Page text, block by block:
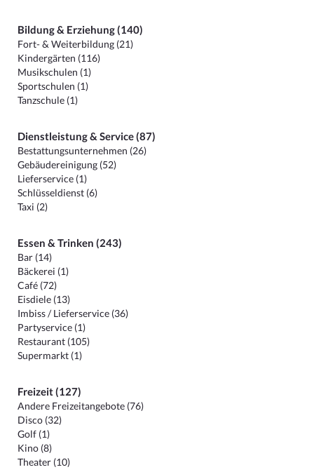
Bildung & Erziehung (140)
Fort- & Weiterbildung (21)
Kindergärten (116)
Musikschulen (1)
Sportschulen (1)
Tanzschule (1)
Dienstleistung & Service (87)
Bestattungsunternehmen (26)
Gebäudereinigung (52)
Lieferservice (1)
Schlüsseldienst (6)
Taxi (2)
Essen & Trinken (243)
Bar (14)
Bäckerei (1)
Café (72)
Eisdiele (13)
Imbiss / Lieferservice (36)
Partyservice (1)
Restaurant (105)
Supermarkt (1)
Freizeit (127)
Andere Freizeitangebote (76)
Disco (32)
Golf (1)
Kino (8)
Theater (10)